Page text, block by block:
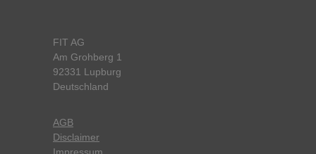
FIT AG
Am Grohberg 1
92331 Lupburg
Deutschland
AGB
Disclaimer